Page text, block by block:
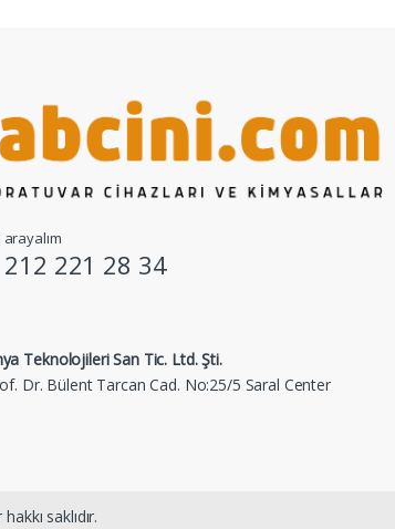
212 221 28 34
Teknolojileri San Tic. Ltd. Şti.
Dr. Bülent Tarcan Cad. No:25/5 Saral Center
saklıdır.